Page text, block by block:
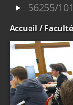
56255/
Accueil /